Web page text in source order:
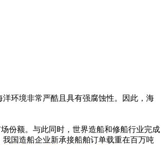
环境非常严酷且具有强腐蚀性。因此，海
份额。与此同时，世界造船和修船行业完成
国造船企业新承接船舶订单载重在百万吨